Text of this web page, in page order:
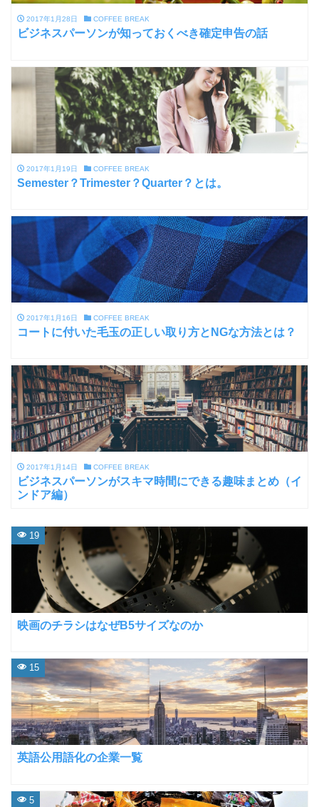
2017年1月28日 COFFEE BREAK
ビジネスパーソンが知っておくべき確定申告の話
2017年1月19日 COFFEE BREAK
Semester？Trimester？Quarter？とは。
2017年1月16日 COFFEE BREAK
コートに付いた毛玉の正しい取り方とNGな方法とは？
2017年1月14日 COFFEE BREAK
ビジネスパーソンがスキマ時間にできる趣味まとめ（イ
ンドア編）
映画のチラシはなぜB5サイズなのか
19
英語公用語化の企業一覧
15
5